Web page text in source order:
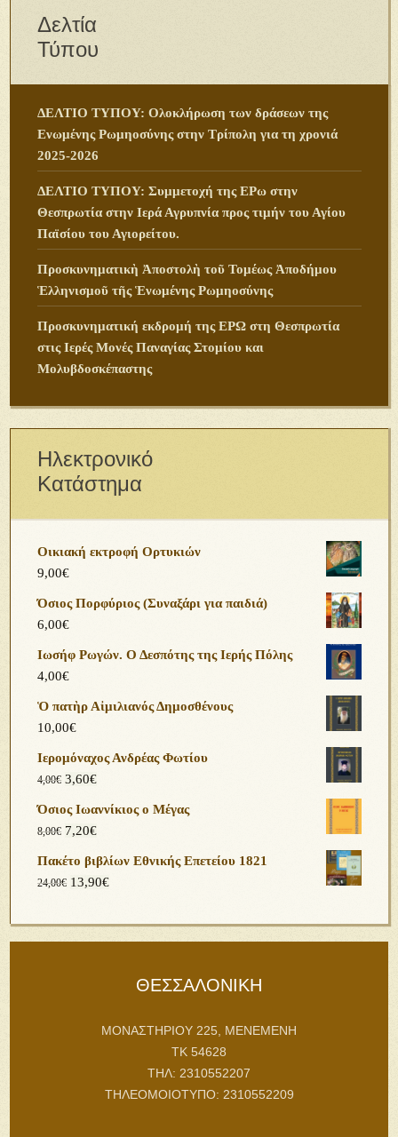
Δελτία
Τύπου
ΔΕΛΤΙΟ ΤΥΠΟΥ: Ολοκλήρωση των δράσεων της
Ενωμένης Ρωμηοσύνης στην Τρίπολη για τη χρονιά
2025-2026
ΔΕΛΤΙΟ ΤΥΠΟΥ: Συμμετοχή της ΕΡω στην
Θεσπρωτία στην Ιερά Αγρυπνία προς τιμήν του Αγίου
Παϊσίου του Αγιορείτου.
Προσκυνηματικὴ Ἀποστολὴ τοῦ Τομέως Ἀποδήμου
Ἑλληνισμοῦ τῆς Ἑνωμένης Ρωμηοσύνης
Προσκυνηματική εκδρομή της ΕΡΩ στη Θεσπρωτία
στις Ιερές Μονές Παναγίας Στομίου και
Μολυβδοσκέπαστης
Ηλεκτρονικό
Κατάστημα
Οικιακή εκτροφή Ορτυκιών
9,00€
Όσιος Πορφύριος (Συναξάρι για παιδιά)
6,00€
Ιωσήφ Ρωγών. Ο Δεσπότης της Ιερής Πόλης
4,00€
Ὁ πατὴρ Αἰμιλιανός Δημοσθένους
10,00€
Ιερομόναχος Ανδρέας Φωτίου
4,00€ 3,60€
Όσιος Ιωαννίκιος ο Μέγας
8,00€ 7,20€
Πακέτο βιβλίων Εθνικής Επετείου 1821
24,00€ 13,90€
ΘΕΣΣΑΛΟΝΙΚΗ
ΜΟΝΑΣΤΗΡΙΟΥ 225, ΜΕΝΕΜΕΝΗ
ΤΚ 54628
ΤΗΛ: 2310552207
ΤΗΛΕΟΜΟΙΟΤΥΠΟ: 2310552209